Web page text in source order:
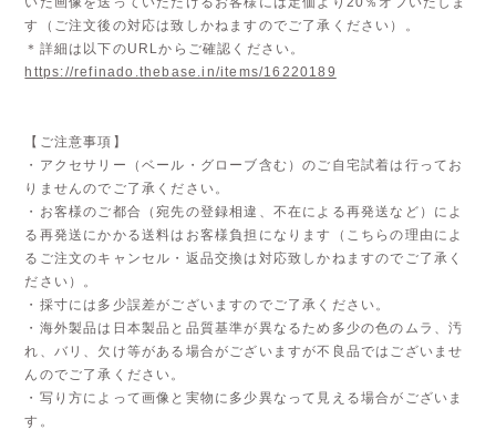
す（ご注文後の対応は致しかねますのでご了承ください）。
＊詳細は以下のURLからご確認ください。
https://refinado.thebase.in/items/16220189
【ご注意事項】
・アクセサリー（ベール・グローブ含む）のご自宅試着は行ってお
りませんのでご了承ください。
・お客様のご都合（宛先の登録相違、不在による再発送など）によ
る再発送にかかる送料はお客様負担になります（こちらの理由によ
るご注文のキャンセル・返品交換は対応致しかねますのでご了承く
ださい）。
・採寸には多少誤差がございますのでご了承ください。
・海外製品は日本製品と品質基準が異なるため多少の色のムラ、汚
れ、バリ、欠け等がある場合がございますが不良品ではございませ
んのでご了承ください。
・写り方によって画像と実物に多少異なって見える場合がございま
す。